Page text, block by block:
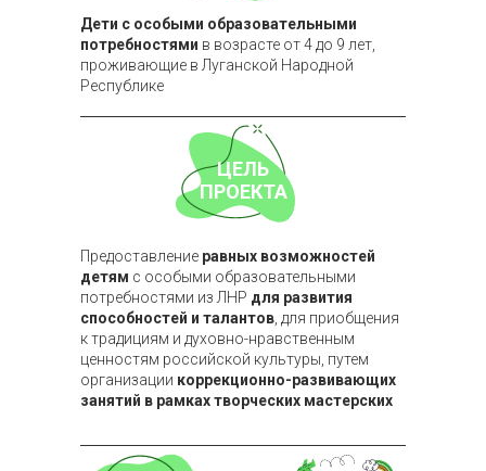
ЦЕЛЬ
ПРОЕКТА
Предоставление равных возможностей
детям с особыми образовательными
потребностями из ЛНР для развития
способностей и талантов , для приобщения
к традициям и духовно-нравственным
ценностям российской культуры, путем
организации коррекционно-развивающих
занятий в рамках творческих мастерских
Дети с особыми образовательными
потребностями в возрасте от 4 до 9 лет,
проживающие в Луганской Народной
Республике
Приобщение к традициям и